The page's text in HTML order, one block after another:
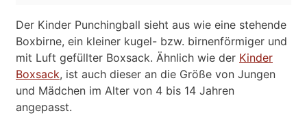
Der Kinder Punchingball sieht aus wie eine stehende
Boxbirne, ein kleiner kugel- bzw. birnenförmiger und
mit Luft gefüllter Boxsack. Ähnlich wie der Kinder
Boxsack, ist auch dieser an die Größe von Jungen
und Mädchen im Alter von 4 bis 14 Jahren
angepasst.